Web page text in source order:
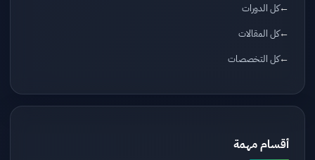
كل الدورات
كل المقالات
كل التخصصات
أقسام مهمة